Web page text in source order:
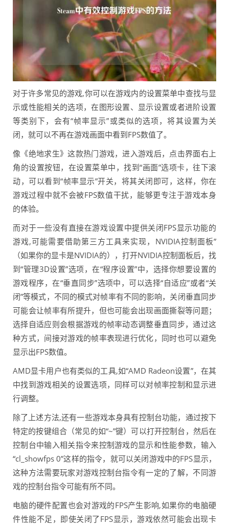
对于许多常见的游戏,你可以在游戏内的设置菜单中查找与显
示或性能相关的选项，在图形设置、显示设置或者进阶设置
等类别下，会有“帧率显示”或类似的选项，将其设置为关
闭，就可以不再在游戏画面中看到FPS数值了。
像《绝地求生》这款热门游戏，进入游戏后，点击界面右上
角的设置按钮，在设置菜单中，找到“画面”选项卡，往下滚
动，可以看到“帧率显示”开关，将其关闭即可，这样，你在
游戏过程中就不会被FPS数值干扰，能够更专注于游戏本身
的体验。
而对于一些没有直接在游戏设置中提供关闭FPS显示功能的
游戏,可能需要借助第三方工具来实现，NVIDIA控制面板”
（如果你的显卡是NVIDIA的），打开NVIDIA控制面板后，找
到“管理3D设置”选项，在“程序设置”中，选择你想要设置的
游戏程序，在“垂直同步”选项中，可以选择“自适应”或者“关
闭”等模式，不同的模式对帧率有不同的影响，关闭垂直同步
可能会让帧率有所提升，但也可能会出现画面撕裂等问题；
选择自适应则会根据游戏的帧率动态调整垂直同步，通过这
种方式，间接对游戏的帧率表现进行优化，同时也可以避免
显示出FPS数值。
AMD显卡用户也有类似的工具,如“AMD Radeon设置”，在其
中找到游戏相关的设置选项，同样可以对帧率控制和显示进
行调整。
除了上述方法,还有一些游戏本身具有控制台功能，通过按下
特定的按键组合（常见的如“~”键）可以打开控制台，然后在
控制台中输入相关指令来控制游戏的显示和性能参数，输入
“cl_showfps 0”这样的指令，就可以关闭游戏中的FPS显示，
这种方法需要玩家对游戏控制台指令有一定的了解，不同游
戏的控制台指令可能有所不同。
电脑的硬件配置也会对游戏的FPS产生影响,如果你的电脑硬
件性能不足，即使关闭了FPS显示，游戏依然可能会出现卡